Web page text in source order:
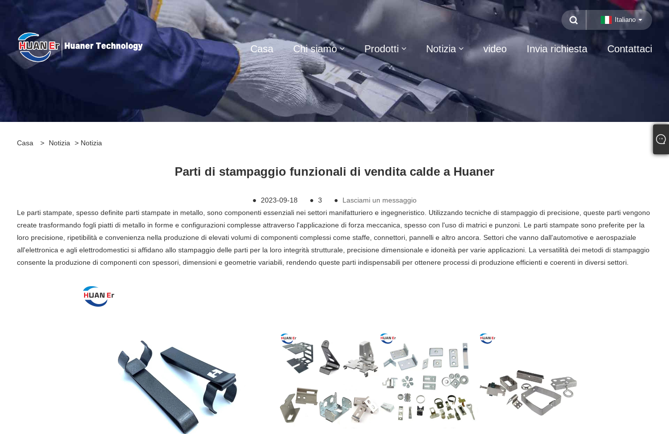
Italiano
Casa Chi siamo Prodotti Notizia video Invia richiesta Contattaci
Casa > Notizia > Notizia
Parti di stampaggio funzionali di vendita calde a Huaner
● 2023-09-18 ● 3 ●
Lasciami un messaggio
Le parti stampate, spesso definite parti stampate in metallo, sono componenti essenziali nei settori manifatturiero e ingegneristico. Utilizzando tecniche di stampaggio di precisione, queste parti vengono
create trasformando fogli piatti di metallo in forme e configurazioni complesse attraverso l'applicazione di forza meccanica, spesso con l'uso di matrici e punzoni. Le parti stampate sono preferite per la
loro precisione, ripetibilità e convenienza nella produzione di elevati volumi di componenti complessi come staffe, connettori, pannelli e altro ancora. Settori che vanno dall'automotive e aerospaziale
all'elettronica e agli elettrodomestici si affidano allo stampaggio delle parti per la loro integrità strutturale, precisione dimensionale e idoneità per varie applicazioni. La versatilità dei metodi di stampaggio
consente la produzione di componenti con spessori, dimensioni e geometrie variabili, rendendo queste parti indispensabili per ottenere processi di produzione efficienti e coerenti in diversi settori.